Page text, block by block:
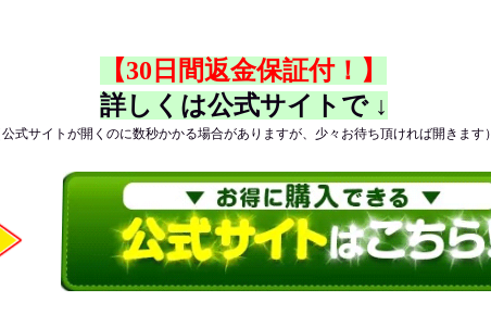
【30日間返金保証付！】
詳しくは公式サイトで ↓
式サイトが開くのに数秒かかる場合がありますが、少々お待ち頂ければ開きます）